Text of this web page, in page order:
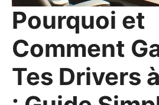
Pourquoi et
Comment
Tes Drivers